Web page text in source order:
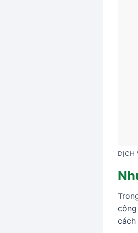
DỊCH
cách